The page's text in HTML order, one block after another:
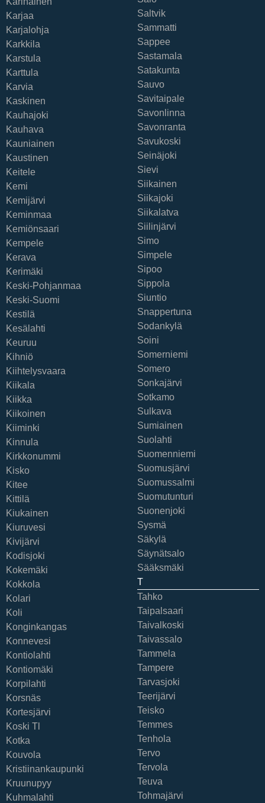
Karjaa
Karjalohja
Karkkila
Karstula
Karttula
Karvia
Kaskinen
Kauhajoki
Kauhava
Kauniainen
Kaustinen
Keitele
Kemi
Kemijärvi
Keminmaa
Kemiönsaari
Kempele
Kerava
Kerimäki
Keski-Pohjanmaa
Keski-Suomi
Kestilä
Kesälahti
Keuruu
Kihniö
Kiihtelysvaara
Kiikala
Kiikka
Kiikoinen
Kiiminki
Kinnula
Kirkkonummi
Kisko
Kitee
Kittilä
Kiukainen
Kiuruvesi
Kivijärvi
Kodisjoki
Kokemäki
Kokkola
Kolari
Koli
Konginkangas
Konnevesi
Kontiolahti
Kontiomäki
Korpilahti
Korsnäs
Kortesjärvi
Koski Tl
Kotka
Kouvola
Kristiinankaupunki
Kruunupyy
Kuhmalahti
Saltvik
Sammatti
Sappee
Sastamala
Satakunta
Sauvo
Savitaipale
Savonlinna
Savonranta
Savukoski
Seinäjoki
Sievi
Siikainen
Siikajoki
Siikalatva
Siilinjärvi
Simo
Simpele
Sipoo
Sippola
Siuntio
Snappertuna
Sodankylä
Soini
Somerniemi
Somero
Sonkajärvi
Sotkamo
Sulkava
Sumiainen
Suolahti
Suomenniemi
Suomusjärvi
Suomussalmi
Suomutunturi
Suonenjoki
Sysmä
Säkylä
Säynätsalo
Sääksmäki
T
Tahko
Taipalsaari
Taivalkoski
Taivassalo
Tammela
Tampere
Tarvasjoki
Teerijärvi
Teisko
Temmes
Tenhola
Tervo
Tervola
Teuva
Tohmajärvi